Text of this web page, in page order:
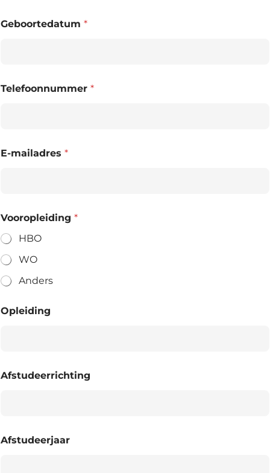
Geboortedatum *
Telefoonnummer *
E-mailadres *
Vooropleiding *
HBO
WO
Anders
Opleiding
Afstudeerrichting
Afstudeerjaar